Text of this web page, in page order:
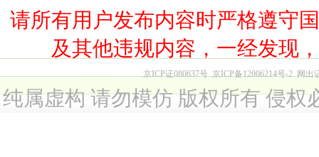
请所有用户发布内容时严格遵守
及其他违规内容，一经发现
京ICP证080637号 京ICP备12006214号-2 网出
纯属虚构 请勿模仿 版权所有 侵权